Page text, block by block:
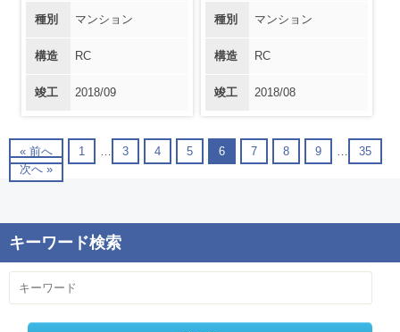
種別 マンション
構造 RC
竣工 2018/09
種別 マンション
構造 RC
竣工 2018/08
« 前へ 1 … 3 4 5 6 7 8 9 …
35
次へ »